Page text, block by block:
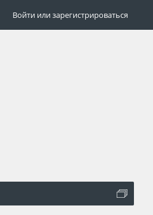
Войти или зарегистрироваться